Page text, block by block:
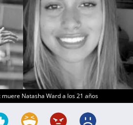
Natasha Ward a los 21 años